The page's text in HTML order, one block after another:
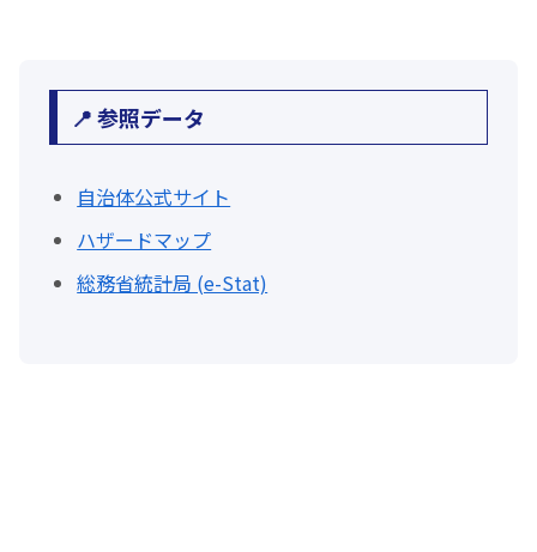
📍 参照データ
自治体公式サイト
ハザードマップ
総務省統計局 (e-Stat)